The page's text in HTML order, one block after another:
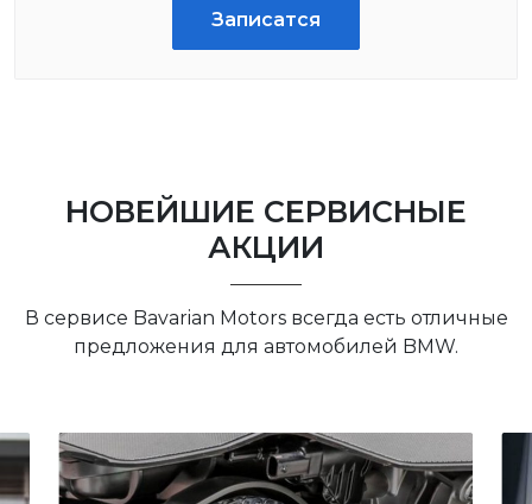
Записатся
НОВЕЙШИЕ СЕРВИСНЫЕ
АКЦИИ
В сервисе Bavarian Motors всегда есть отличные
предложения для автомобилей BMW.